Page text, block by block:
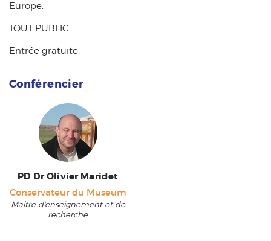
Europe.
TOUT PUBLIC.
Entrée gratuite.
Conférencier
PD Dr Olivier Maridet
Conservateur du Museum
Maître d'enseignement et de
recherche